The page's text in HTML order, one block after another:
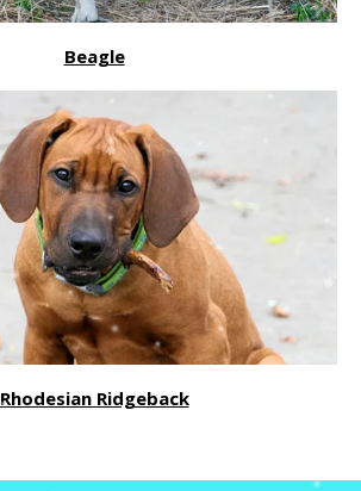
Beagle
Rhodesian Ridgeback